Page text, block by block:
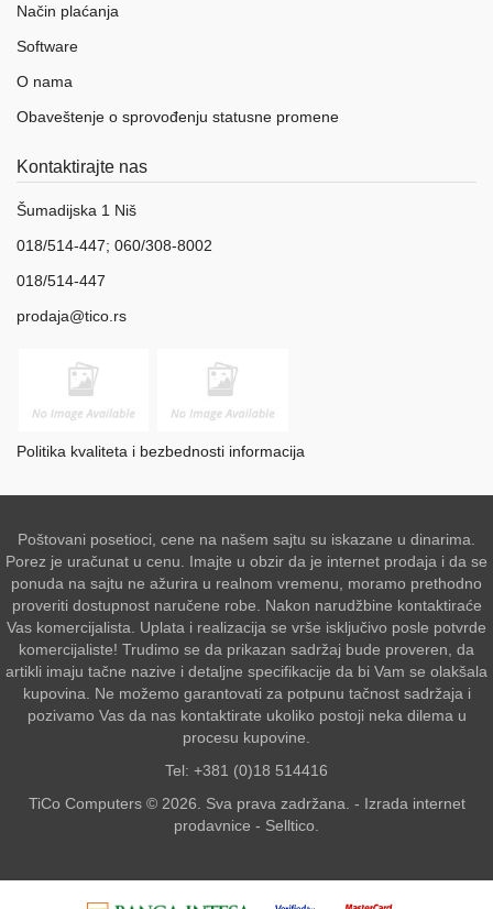
Način plaćanja
Software
O nama
Obaveštenje o sprovođenju statusne promene
Kontaktirajte nas
Šumadijska 1 Niš
018/514-447; 060/308-8002
018/514-447
prodaja@tico.rs
Politika kvaliteta i bezbednosti informacija
Poštovani posetioci, cene na našem sajtu su iskazane u dinarima.
Porez je uračunat u cenu. Imajte u obzir da je internet prodaja i da se
ponuda na sajtu ne ažurira u realnom vremenu, moramo prethodno
proveriti dostupnost naručene robe. Nakon narudžbine kontaktiraće
Vas komercijalista. Uplata i realizacija se vrše isključivo posle potvrde
komercijaliste! Trudimo se da prikazan sadržaj bude proveren, da
artikli imaju tačne nazive i detaljne specifikacije da bi Vam se olakšala
kupovina. Ne možemo garantovati za potpunu tačnost sadržaja i
pozivamo Vas da nas kontaktirate ukoliko postoji neka dilema u
procesu kupovine.
Tel: +381 (0)18 514416
TiCo Computers © 2026. Sva prava zadržana. - Izrada internet
prodavnice - Selltico.